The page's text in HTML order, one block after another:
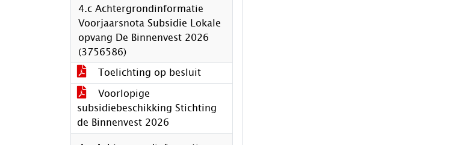
4.c Achtergrondinformatie
Voorjaarsnota Subsidie Lokale
opvang De Binnenvest 2026
(3756586)
Toelichting op besluit
Voorlopige
subsidiebeschikking Stichting
de Binnenvest 2026